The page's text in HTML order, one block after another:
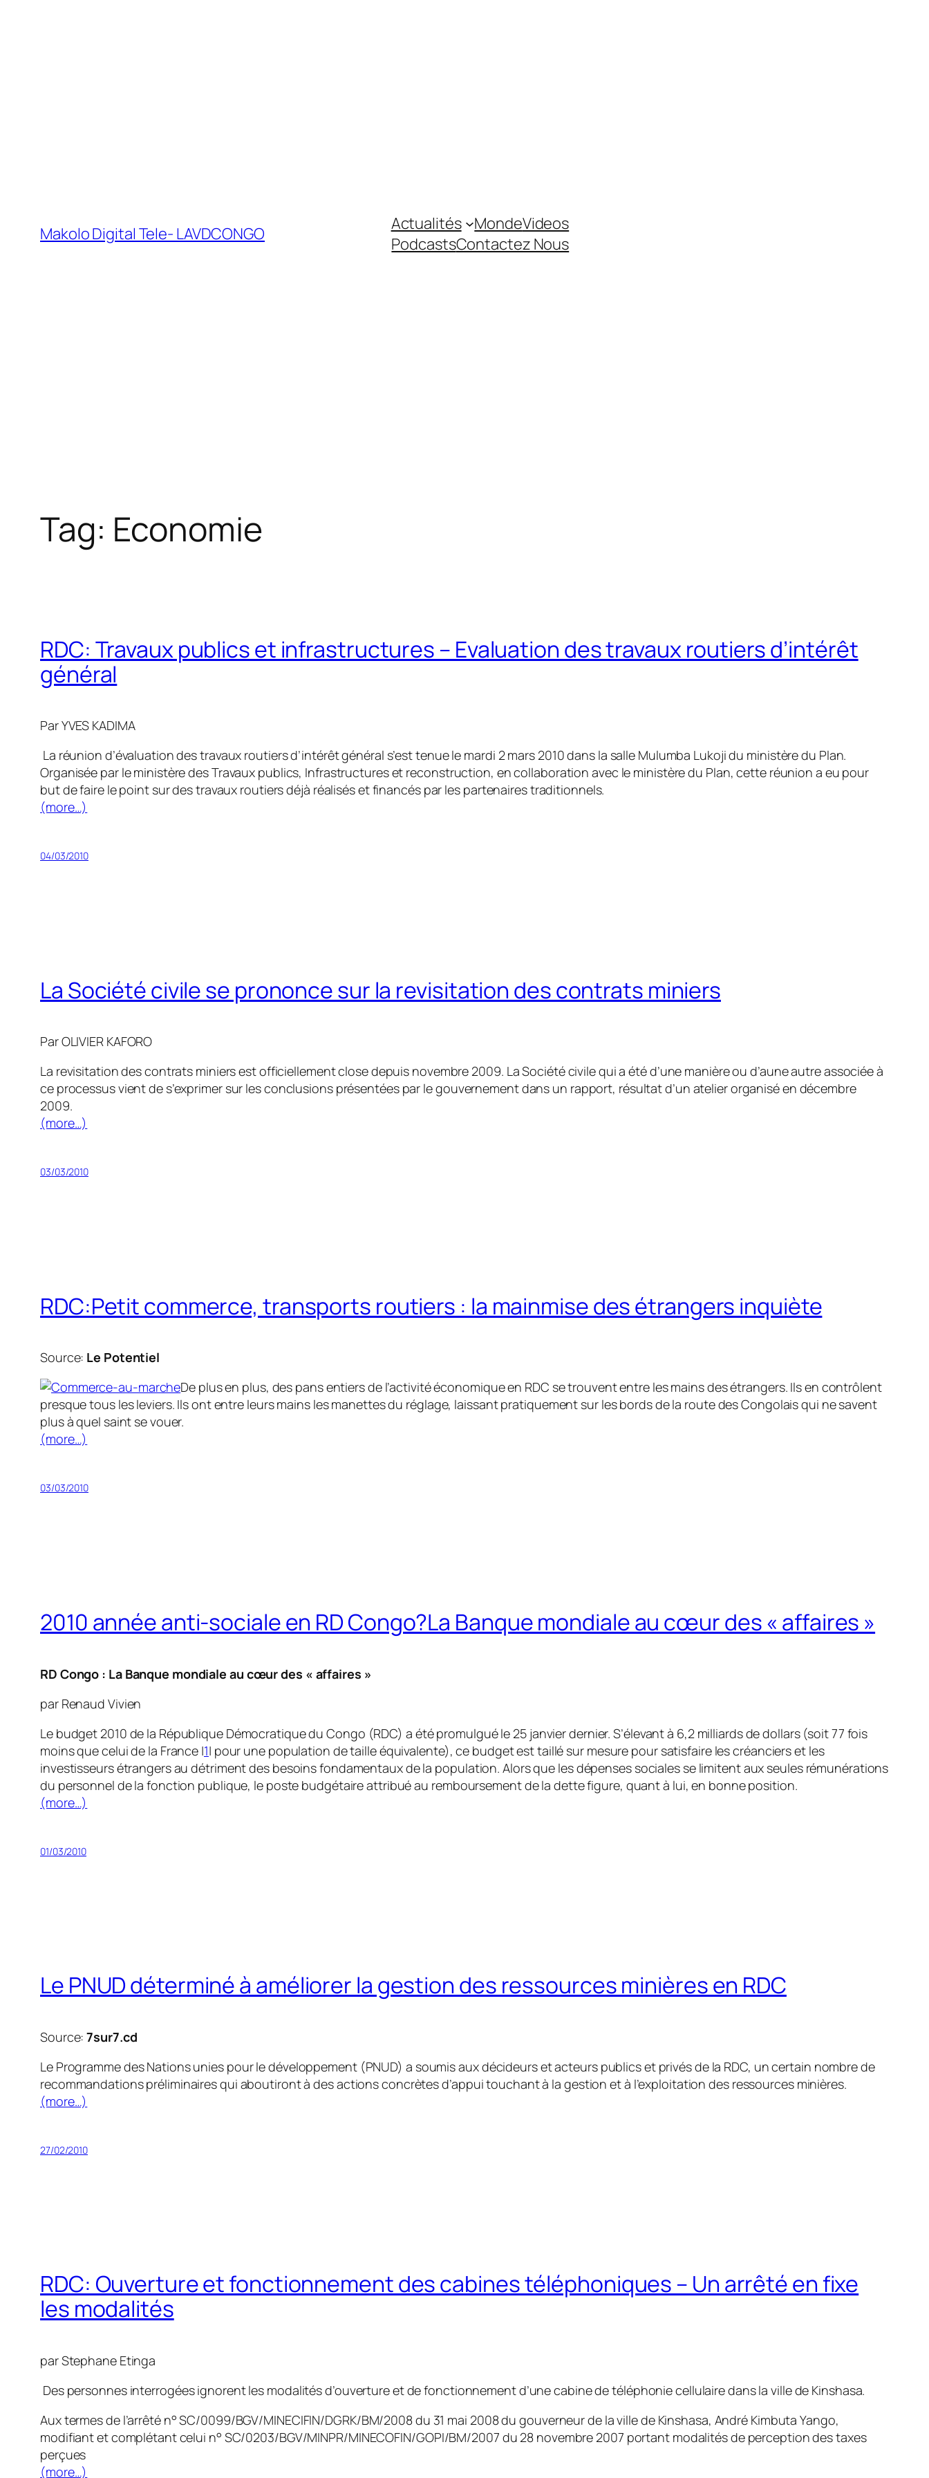
Makolo Digital Tele- LAVDCONGO Actualités MondeVideos
PodcastsContactez Nous
Tag: Economie
RDC: Travaux publics et infrastructures – Evaluation des travaux routiers d’intérêt
général
Par YVES KADIMA
La réunion d’évaluation des travaux routiers d’intérêt général s’est tenue le mardi 2 mars 2010 dans la salle Mulumba Lukoji du ministère du Plan.
Organisée par le ministère des Travaux publics, Infrastructures et reconstruction, en collaboration avec le ministère du Plan, cette réunion a eu pour
but de faire le point sur des travaux routiers déjà réalisés et financés par les partenaires traditionnels.
(more…)
04/03/2010
La Société civile se prononce sur la revisitation des contrats miniers
Par OLIVIER KAFORO
La revisitation des contrats miniers est officiellement close depuis novembre 2009. La Société civile qui a été d’une manière ou d’aune autre associée à
ce processus vient de s’exprimer sur les conclusions présentées par le gouvernement dans un rapport, résultat d’un atelier organisé en décembre
2009.
(more…)
03/03/2010
RDC:Petit commerce, transports routiers : la mainmise des étrangers inquiète
Source: Le Potentiel
De plus en plus, des pans entiers de l’activité économique en RDC se trouvent entre les mains des étrangers. Ils en contrôlent
presque tous les leviers. Ils ont entre leurs mains les manettes du réglage, laissant pratiquement sur les bords de la route des Congolais qui ne savent
plus à quel saint se vouer.
(more…)
03/03/2010
2010 année anti-sociale en RD Congo?La Banque mondiale au cœur des « affaires »
RD Congo : La Banque mondiale au cœur des « affaires »
par Renaud Vivien
Le budget 2010 de la République Démocratique du Congo (RDC) a été promulgué le 25 janvier dernier. S’élevant à 6,2 milliards de dollars (soit 77 fois
moins que celui de la France |1| pour une population de taille équivalente), ce budget est taillé sur mesure pour satisfaire les créanciers et les
investisseurs étrangers au détriment des besoins fondamentaux de la population. Alors que les dépenses sociales se limitent aux seules rémunérations
du personnel de la fonction publique, le poste budgétaire attribué au remboursement de la dette figure, quant à lui, en bonne position.
(more…)
01/03/2010
Le PNUD déterminé à améliorer la gestion des ressources minières en RDC
Source:7sur7.cd
Le Programme des Nations unies pour le développement (PNUD) a soumis aux décideurs et acteurs publics et privés de la RDC, un certain nombre de
recommandations préliminaires qui aboutiront à des actions concrètes d’appui touchant à la gestion et à l’exploitation des ressources minières.
(more…)
27/02/2010
RDC: Ouverture et fonctionnement des cabines téléphoniques – Un arrêté en fixe
les modalités
par Stephane Etinga
Des personnes interrogées ignorent les modalités d’ouverture et de fonctionnement d’une cabine de téléphonie cellulaire dans la ville de Kinshasa.
Aux termes de l’arrêté n° SC/0099/BGV/MINECIFIN/DGRK/BM/2008 du 31 mai 2008 du gouverneur de la ville de Kinshasa, André Kimbuta Yango,
modifiant et complétant celui n° SC/0203/BGV/MINPR/MINECOFIN/GOPI/BM/2007 du 28 novembre 2007 portant modalités de perception des taxes
perçues
(more…)